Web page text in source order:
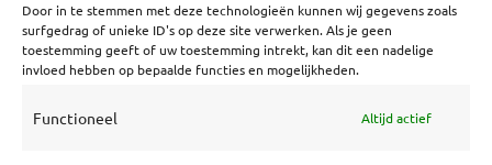
Door in te stemmen met deze technologieën kunnen wij gegevens zoals
surfgedrag of unieke ID's op deze site verwerken. Als je geen
toestemming geeft of uw toestemming intrekt, kan dit een nadelige
invloed hebben op bepaalde functies en mogelijkheden.
Functioneel Altijd actief
Coöperatief Cultureel Persbureau U.A. | Salzburg 29 |
3524KS Utrecht | KvK: 55573592 |Btw: